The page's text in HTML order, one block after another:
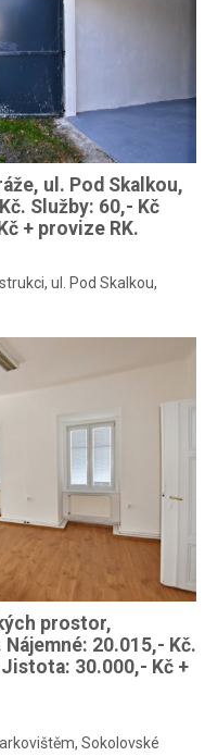
ul. Pod Skalkou,
Služby: 60,- Kč
+ provize RK.
ul. Pod Skalkou,
prostor,
Nájemné: 20.015,- Kč.
30.000,- Kč +
Sokolovské